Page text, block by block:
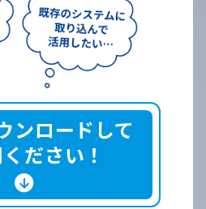
ンロードして
ださい！